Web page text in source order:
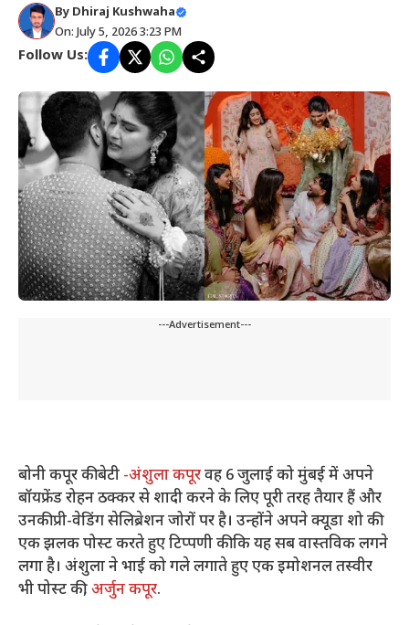
By Dhiraj Kushwaha
On: July 5, 2026 3:23 PM
Follow Us:
---Advertisement---
बोनी कपूर की बेटी -अंशुला कपूरवह 6 जुलाई को मुंबई में अपने
बॉयफ्रेंड रोहन ठक्कर से शादी करने के लिए पूरी तरह तैयार हैं और
उनकी प्री-वेडिंग सेलिब्रेशन जोरों पर है। उन्होंने अपने क्यूडा शो की
एक झलक पोस्ट करते हुए टिप्पणी की कि यह सब वास्तविक लगने
लगा है। अंशुला ने भाई को गले लगाते हुए एक इमोशनल तस्वीर
भी पोस्ट की,अर्जुन कपूर.